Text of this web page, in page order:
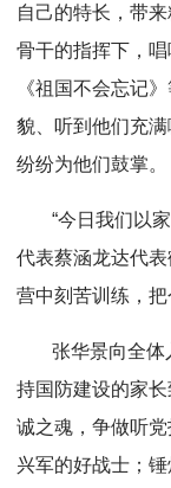
自己的特长，带
骨干的指挥下，
《祖国不会忘记
貌、听到他们充
纷纷为他们鼓掌。
“今日我们以
代表蔡涵龙达代
营中刻苦训练，
张华景向全体
持国防建设的家
诚之魂，争做听
兴军的好战士；